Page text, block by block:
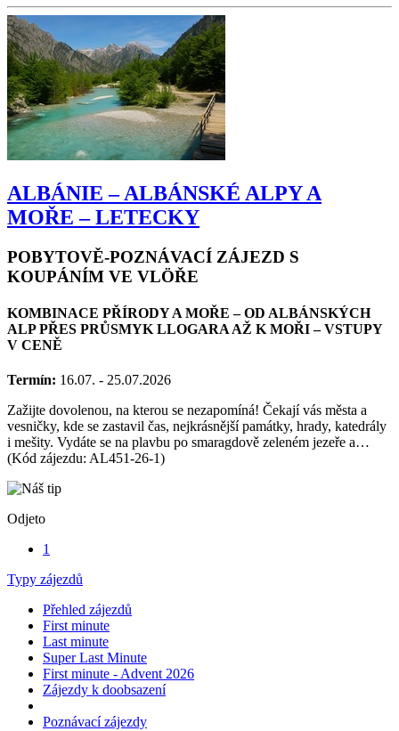
Vyprodané a odjeté termíny zájezdů
ALBÁNIE – ALBÁNSKÉ ALPY A
MOŘE – LETECKY
POBYTOVĚ-POZNÁVACÍ ZÁJEZD S
KOMBINACE PŘÍRODY A MOŘE – OD ALBÁNSKÝCH
ALP PŘES PRŮSMYK LLOGARA AŽ K MOŘI – VSTUPY
Zažijte dovolenou, na kterou se nezapomíná! Čekají vás města a
vesničky, kde se zastavil čas, nejkrásnější památky, hrady, katedrály
i mešity. Vydáte se na plavbu po smaragdově zeleném jezeře a…
Přehled zájezdů
First minute
Last minute
Super Last Minute
First minute - Advent 2026